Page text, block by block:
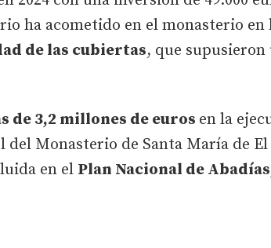
ha acometido en el monasterio
de las cubiertas, que supusieron
de 3,2 millones de euros en la
del Monasterio de Santa María de
en el Plan Nacional de